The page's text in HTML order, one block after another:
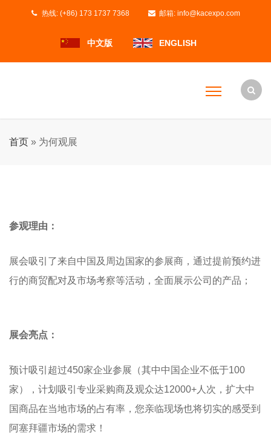
热线: (+86) 173 1737 7368 邮箱: info@kacexpo.com
中文版 ENGLISH
首页 » 为何观展
参观理由：
展会吸引了来自中国及周边国家的参展商，通过提前预约进
行的商贸配对及市场考察等活动，全面展示公司的产品；
展会亮点：
预计吸引超过450家企业参展（其中中国企业不低于100
家），计划吸引专业采购商及观众达12000+人次，扩大中
国商品在当地市场的占有率，您亲临现场也将切实的感受到
阿塞拜疆市场的需求！